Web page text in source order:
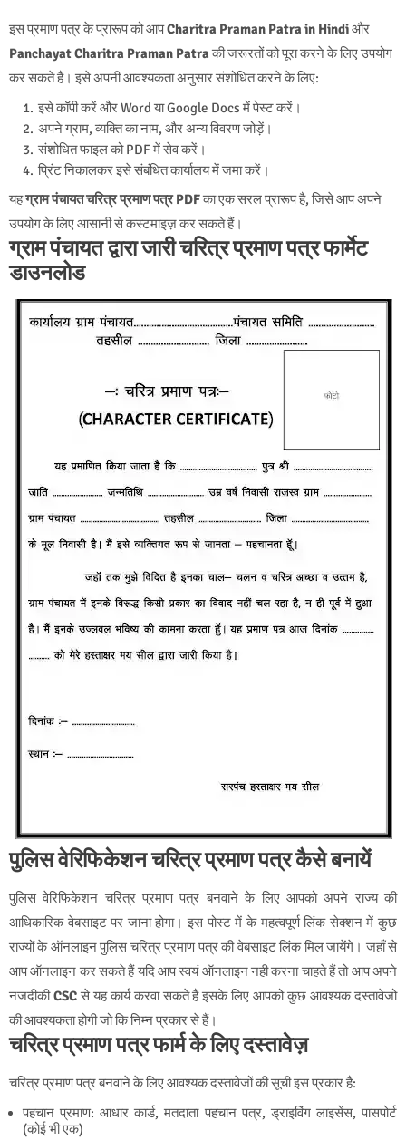
इस प्रमाण पत्र के प्रारूप को आपCharitra Praman Patra in Hindiऔर
Panchayat Charitra Praman Patraकी जरूरतों को पूरा करने के लिए उपयोग
कर सकते हैं। इसे अपनी आवश्यकता अनुसार संशोधित करने के लिए:
इसे कॉपी करें और Word या Google Docs में पेस्ट करें।
अपने ग्राम, व्यक्ति का नाम, और अन्य विवरण जोड़ें।
संशोधित फाइल को PDF में सेव करें।
प्रिंट निकालकर इसे संबंधित कार्यालय में जमा करें।
यहग्राम पंचायत चरित्र प्रमाण पत्र PDFका एक सरल प्रारूप है, जिसे आप अपने
उपयोग के लिए आसानी से कस्टमाइज़ कर सकते हैं।
ग्राम पंचायत द्वारा जारी चरित्र प्रमाण पत्र फार्मेट
डाउनलोड
पुलिस वेरिफिकेशन चरित्र प्रमाण पत्र कैसे बनायें
पुलिस वेरिफिकेशन चरित्र प्रमाण पत्र बनवाने के लिए आपको अपने राज्य की
आधिकारिक वेबसाइट पर जाना होगा। इस पोस्ट में के महत्वपूर्ण लिंक सेक्शन में कुछ
राज्यों के ऑनलाइन पुलिस चरित्र प्रमाण पत्र की वेबसाइट लिंक मिल जायेंगे। जहाँ से
आप ऑनलाइन कर सकते हैं यदि आप स्वयं ऑनलाइन नही करना चाहते हैं तो आप अपने
नजदीकीCSCसे यह कार्य करवा सकते हैं इसके लिए आपको कुछ आवश्यक दस्तावेजो
की आवश्यकता होगी जो कि निम्न प्रकार से हैं।
चरित्र प्रमाण पत्र फार्म के लिए दस्तावेज़
चरित्र प्रमाण पत्र बनवाने के लिए आवश्यक दस्तावेजों की सूची इस प्रकार है:
पहचान प्रमाण: आधार कार्ड, मतदाता पहचान पत्र, ड्राइविंग लाइसेंस, पासपोर्ट
(कोई भी एक)